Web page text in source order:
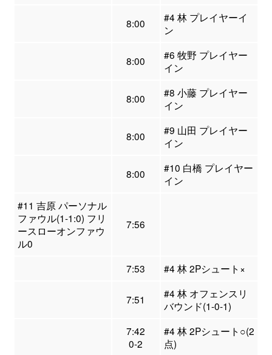
8:00
#4 林 プレイヤーイ
ン
8:00
#6 牧野 プレイヤー
イン
8:00
#8 小藤 プレイヤー
イン
8:00
#9 山田 プレイヤー
イン
8:00
#10 白橋 プレイヤー
イン
#11 吉原 パーソナル
ファウル(1-1:0) フリ
ースローオンファウ
ル0
7:56
7:53 #4 林 2Pシュート×
7:51
#4 林 オフェンスリ
バウンド(1-0-1)
7:42
0-2
#4 林 2Pシュート○(2
点)